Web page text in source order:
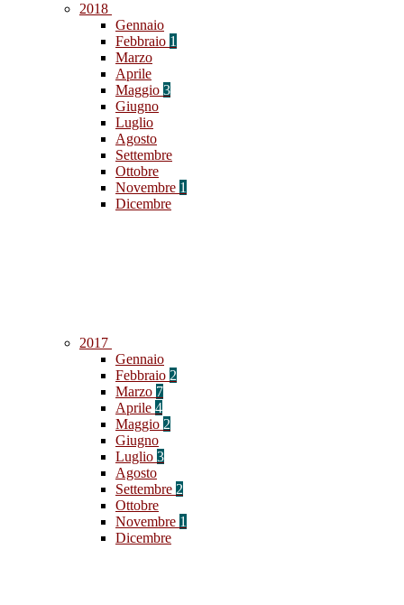
2018
Gennaio
Febbraio 1
Marzo
Aprile
Maggio 3
Giugno
Luglio
Agosto
Settembre
Ottobre
Novembre 1
Dicembre
2017
Gennaio
Febbraio 2
Marzo 7
Aprile 4
Maggio 2
Giugno
Luglio 3
Agosto
Settembre 2
Ottobre
Novembre 1
Dicembre